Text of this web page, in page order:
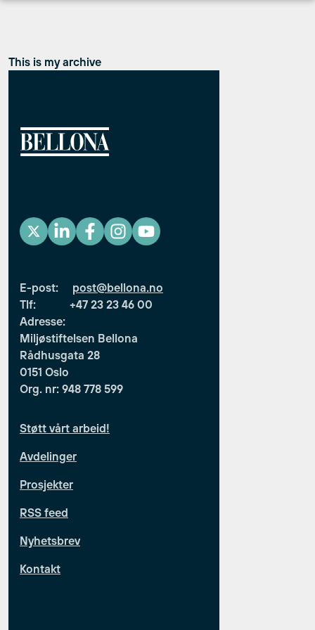
This is my archive
E-post: post@bellona.no
Tlf: +47 23 23 46 00
Adresse:
Miljøstiftelsen Bellona
Rådhusgata 28
0151 Oslo
Org. nr: 948 778 599
Støtt vårt arbeid!
Avdelinger
Prosjekter
RSS feed
Nyhetsbrev
Kontakt